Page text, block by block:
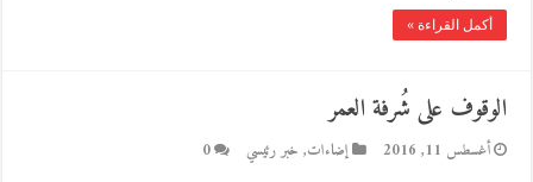
أكمل القراءة »
الوقوف على شُرفة العمر
أغسطس 11, 2016 إضاءات, خبر رئيسي 0